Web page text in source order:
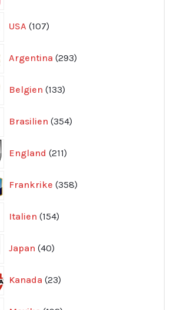
USA 107
produkter
Argentina 293
produkter
Belgien 133
produkter
Brasilien 354
produkter
England 211
produkter
Frankrike 358
produkter
Italien 154
produkter
Japan 40
produkter
Kanada 23
produkter